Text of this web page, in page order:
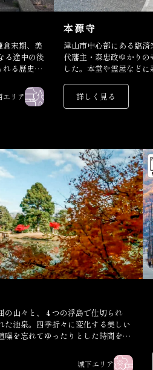
末期、美
る途中の後
る歴史の
エリア
本源寺
津山市中心部にある臨
代藩主・森忠政ゆかり
した。本堂や霊屋など
詳しく見る
の山々と、４つの浮島で仕切られ
た池泉。四季折々に変化する美しい
噪を忘れてゆったりとした時間を過
城下エリア